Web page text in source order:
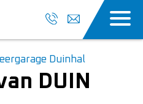
Duinhal
DUIN